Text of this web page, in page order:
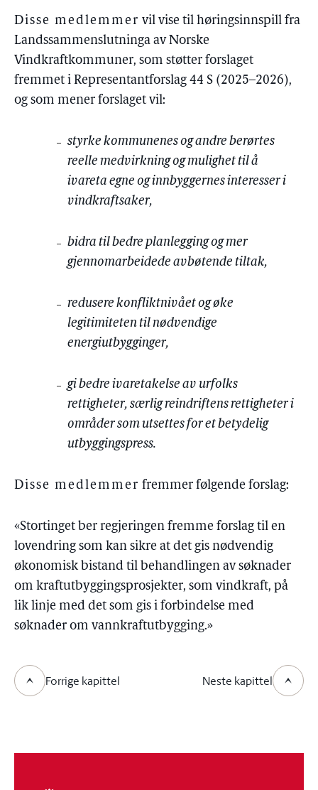
Disse medlemmer vil vise til høringsinnspill fra
Landssammenslutninga av Norske
Vindkraftkommuner, som støtter forslaget
fremmet i Representantforslag 44 S (2025–2026),
og som mener forslaget vil:
styrke kommunenes og andre berørtes
reelle medvirkning og mulighet til å
ivareta egne og innbyggernes interesser i
vindkraftsaker,
bidra til bedre planlegging og mer
gjennomarbeidede avbøtende tiltak,
redusere konfliktnivået og øke
legitimiteten til nødvendige
energiutbygginger,
gi bedre ivaretakelse av urfolks
rettigheter, særlig reindriftens rettigheter i
områder som utsettes for et betydelig
utbyggingspress.
Disse medlemmer fremmer følgende forslag:
«Stortinget ber regjeringen fremme forslag til en
lovendring som kan sikre at det gis nødvendig
økonomisk bistand til behandlingen av søknader
om kraftutbyggingsprosjekter, som vindkraft, på
lik linje med det som gis i forbindelse med
søknader om vannkraftutbygging.»
Forrige kapittel Neste kapittel